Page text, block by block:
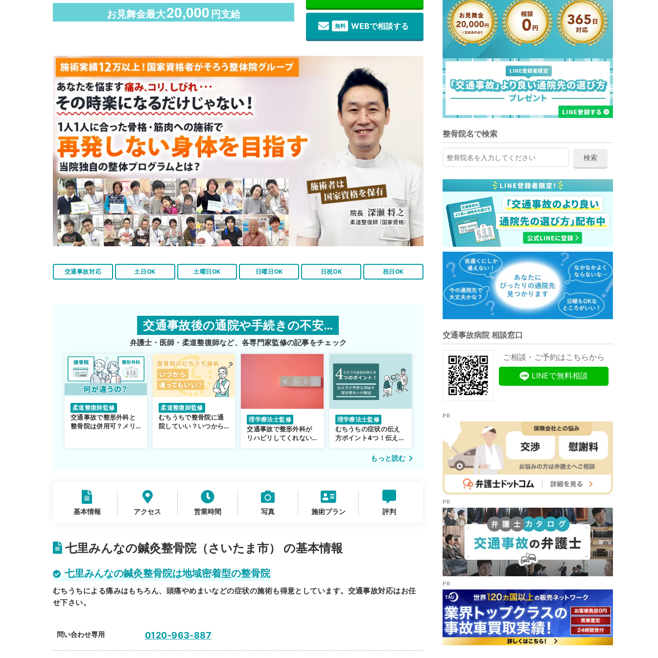
お見舞金最大20,000 円支給
無料 WEBで相談する
交通事故対応 土日OK 土曜日OK 日曜日OK 日祝OK 祝日OK
交通事故後の通院や手続きの不安…
弁護士・医師・柔道整復師など、各専門家監修の記事をチェック
柔道整復師監修
交通事故で整形外科と
整骨院は併用可？メリ
柔道整復師監修
むちうちで整骨院に通
院していい？いつから
理学療法士監修
交通事故で整形外科が
リハビリしてくれない…
転院するべき？
理学療法士監修
むちうちの症状の伝え
方ポイント4つ！伝え方
が重要な理由も解説
もっと読む
基本情報 アクセス 営業時間 写真 施術プラン 評判
七里みんなの鍼灸整骨院（さいたま市） の基本情報
七里みんなの鍼灸整骨院は地域密着型の整骨院
むちうちによる痛みはもちろん、頭痛やめまいなどの症状の施術も得意としています。交通事故対応はお任
せ下さい。
問い合わせ専用 0120-963-887
整骨院名で検索
交通事故病院 相談窓口
ご相談・ご予約はこちらから
LINEで無料相談